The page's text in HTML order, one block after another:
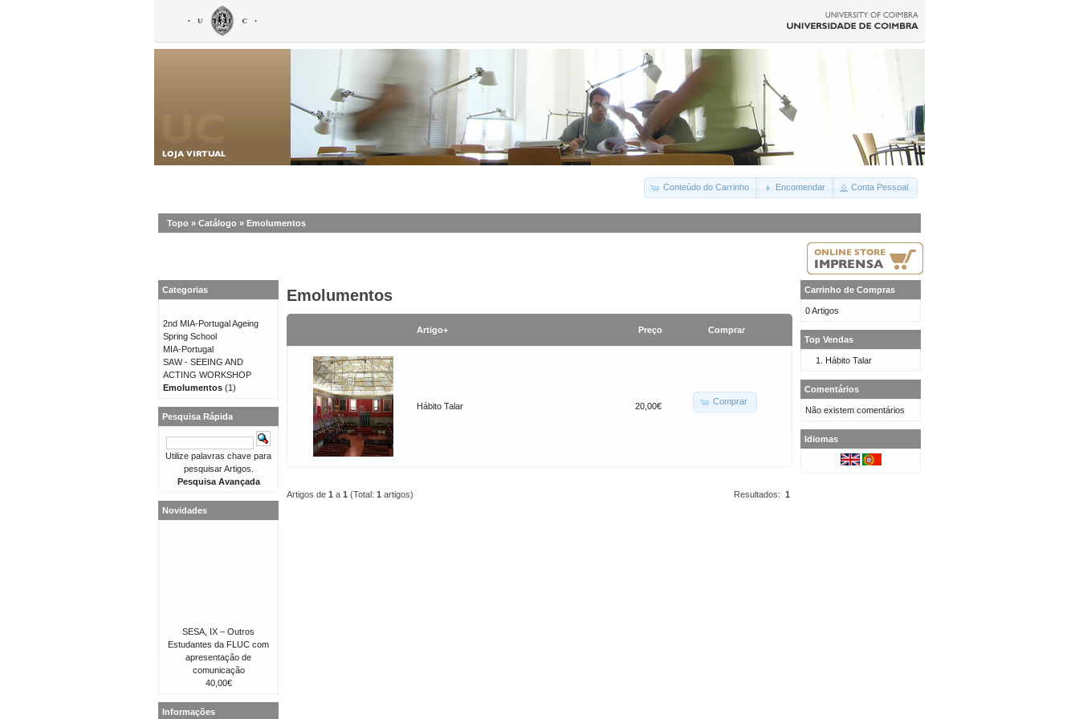
Conteúdo do Carrinho Encomendar Conta Pessoal
Topo » Catálogo » Emolumentos
Emolumentos
Artigo+ Preço Comprar
Hábito Talar 20,00€ Comprar
Resultados: 1
Artigos de 1 a 1 (Total: 1 artigos)
Categorias
2nd MIA-Portugal Ageing
Spring School
MIA-Portugal
SAW - SEEING AND
ACTING WORKSHOP
Emolumentos (1)
Pesquisa Rápida
Utilize palavras chave para
pesquisar Artigos.
Pesquisa Avançada
Novidades
SESA, IX – Outros
Estudantes da FLUC com
apresentação de
comunicação
40,00€
Informações
Carrinho de Compras
0 Artigos
Top Vendas
Hábito Talar
Comentários
Não existem comentários
Idiomas